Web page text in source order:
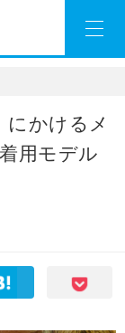
にかけるメ
用モデル